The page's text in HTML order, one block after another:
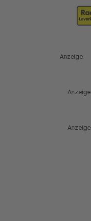
Anzeige
Anzeige
Anzeige